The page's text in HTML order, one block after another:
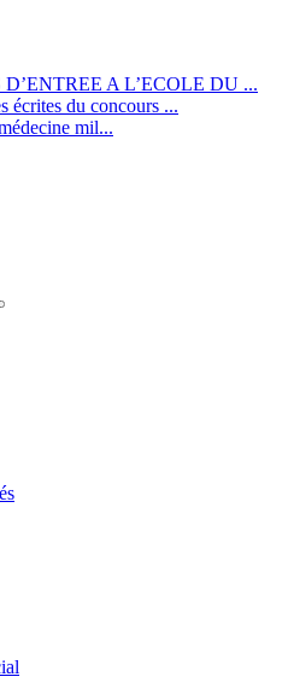
A L’ECOLE DU ...
écrites du concours ...
mil...